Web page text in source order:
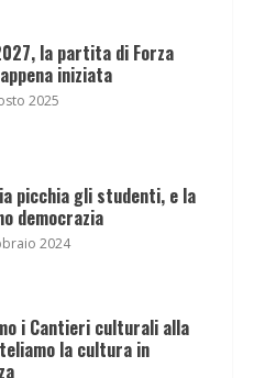
la partita di Forza
iniziata
2025
picchia gli studenti, e la
democrazia
2024
i Cantieri culturali alla
la cultura in